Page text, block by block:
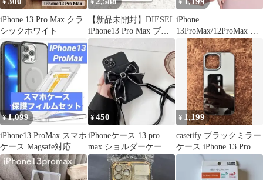
¥
iPhone 13 Pro Max クラ
シックホワイト
¥
【新品未開封】DIESEL
iPhone13 Pro Max ブッ
クレットケース
¥
iPhone
13ProMax/12ProMax ケ
ース 新品未使用 匿名配
¥1,099
iPhone13 ProMax スマホ
ケース Magsafe対応 保
護フィルム
¥450
iPhoneケース 13 pro
max ショルダーケース
ブラック リボン
¥ 1,199
casetify ブラックミラー
ケース iPhone 13 Pro
Max